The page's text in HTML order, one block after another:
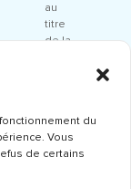
du
Vous
de certains
au
titre
de la
ACTIONS
DE
FORMATION